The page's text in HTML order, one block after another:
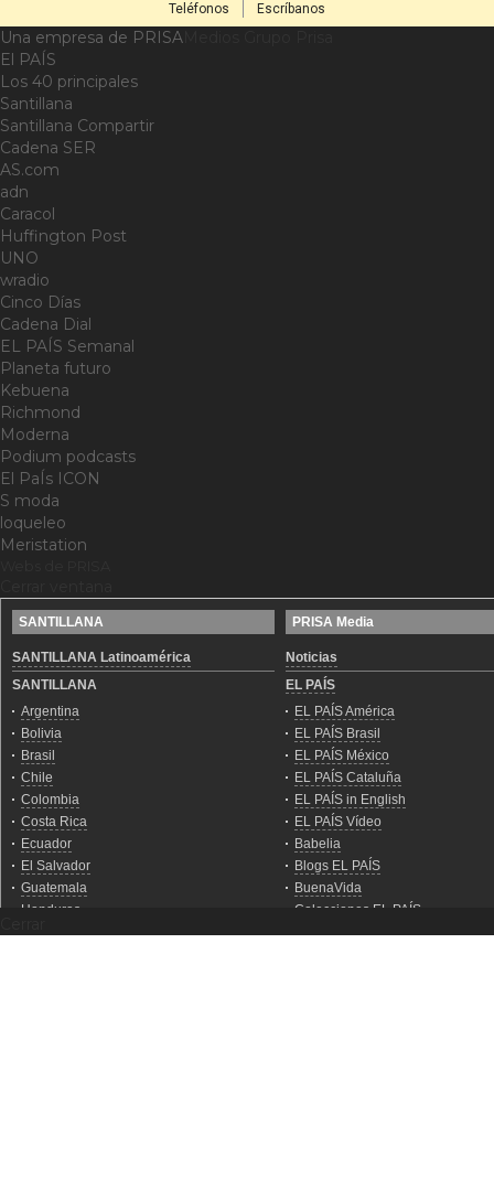
Teléfonos
Escríbanos
Una empresa de PRISA
El PAÍS
Los 40 principales
Santillana
Santillana Compartir
Cadena SER
AS.com
adn
Caracol
Huffington Post
UNO
wradio
Cinco Días
Cadena Dial
EL PAÍS Semanal
Planeta futuro
Kebuena
Richmond
Moderna
Podium podcasts
El PaÍs ICON
S moda
loqueleo
Meristation